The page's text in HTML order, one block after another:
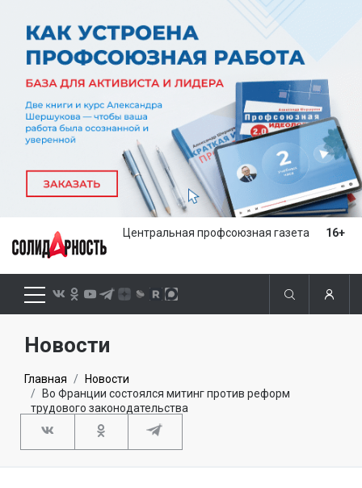
Центральная профсоюзная газета 16+
Новости
Главная
Новости
Во Франции состоялся митинг против реформ
трудового законодательства